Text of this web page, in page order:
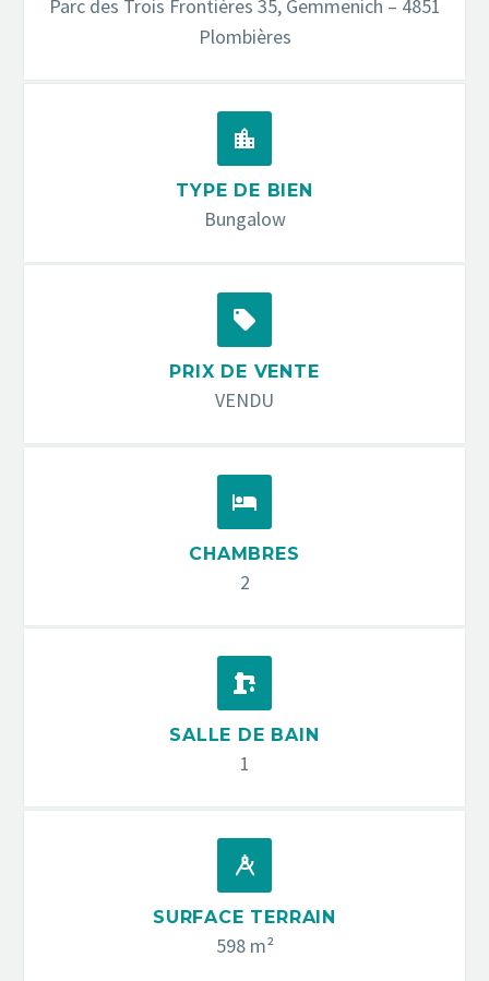
Parc des Trois Frontières 35, Gemmenich – 4851
Plombières


TYPE DE BIEN
Bungalow


PRIX DE VENTE
VENDU


CHAMBRES
2


SALLE DE BAIN
1


SURFACE TERRAIN
598 m²